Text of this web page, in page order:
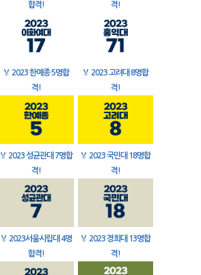
합격!
격!
🏅 2023 한예종 5명합
격!
🏅 2023 고려대 8명합
격!
🏅 2023 성균관대 7명합
격!
🏅 2023 국민대 18명합
격!
🏅 2023서울시립대 4명
합격!
🏅 2023 경희대 13명합
격!